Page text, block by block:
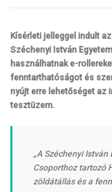
Kísérleti jelleggel indult
Széchenyi István
használhatnak e-
fenntarthatóságot és
nyújt erre lehetőséget az
tesztüzem.
„A Széchenyi
Csoporthoz tartozó
zöldátállás és a